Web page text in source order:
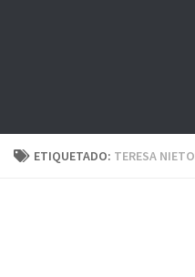
ETIQUETADO: TERESA NIETO